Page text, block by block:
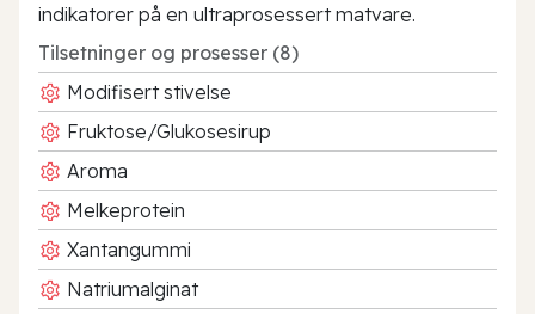
indikatorer på en ultraprosessert matvare.
Tilsetninger og prosesser (8)
Modifisert stivelse
Fruktose/Glukosesirup
Aroma
Melkeprotein
Xantangummi
Natriumalginat